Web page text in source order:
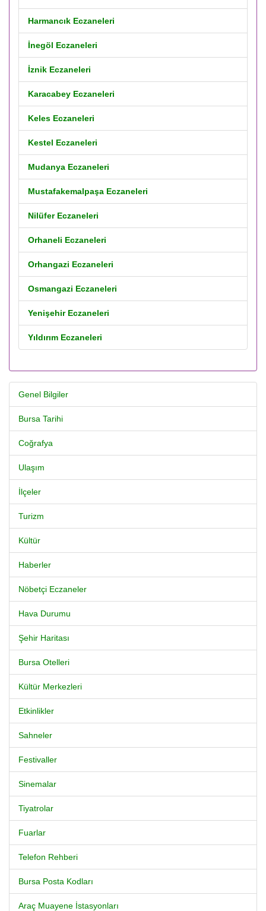
Harmancık Eczaneleri
İnegöl Eczaneleri
İznik Eczaneleri
Karacabey Eczaneleri
Keles Eczaneleri
Kestel Eczaneleri
Mudanya Eczaneleri
Mustafakemalpaşa Eczaneleri
Nilüfer Eczaneleri
Orhaneli Eczaneleri
Orhangazi Eczaneleri
Osmangazi Eczaneleri
Yenişehir Eczaneleri
Yıldırım Eczaneleri
Genel Bilgiler
Bursa Tarihi
Coğrafya
Ulaşım
İlçeler
Turizm
Kültür
Haberler
Nöbetçi Eczaneler
Hava Durumu
Şehir Haritası
Bursa Otelleri
Kültür Merkezleri
Etkinlikler
Sahneler
Festivaller
Sinemalar
Tiyatrolar
Fuarlar
Telefon Rehberi
Bursa Posta Kodları
Araç Muayene İstasyonları